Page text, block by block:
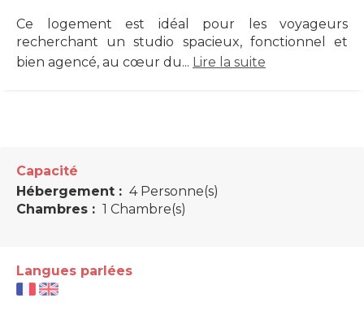
Ce logement est idéal pour les voyageurs
recherchant un studio spacieux, fonctionnel et
bien agencé, au cœur du... Lire la suite
Capacité
Hébergement : 4 Personne(s)
Chambres : 1 Chambre(s)
Langues parlées